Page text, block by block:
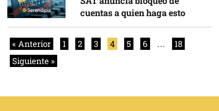
cuentas a quien haga esto
« Anterior 1 2 3 4 5 6 …
18
Siguiente »